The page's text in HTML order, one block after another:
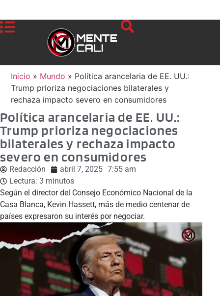
Inicio » Mundo » Política arancelaria de EE. UU.:
Trump prioriza negociaciones bilaterales y
rechaza impacto severo en consumidores
Política arancelaria de EE. UU.:
Trump prioriza negociaciones
bilaterales y rechaza impacto
severo en consumidores
Redacción abril 7, 2025 7:55 am
Lectura: 3 minutos
Según el director del Consejo Económico Nacional de la
Casa Blanca, Kevin Hassett, más de medio centenar de
países expresaron su interés por negociar.